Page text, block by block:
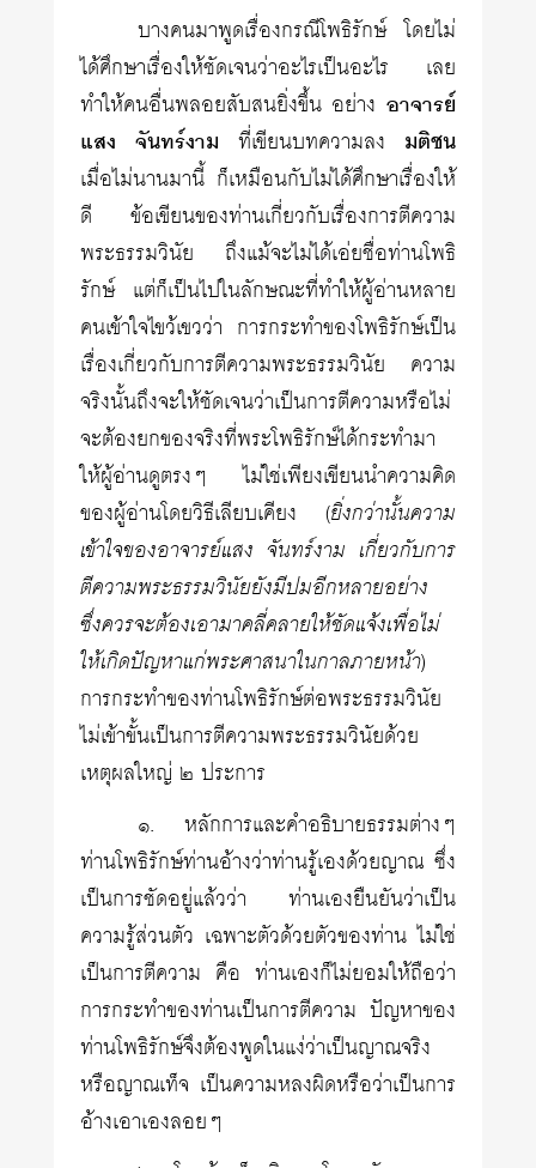
บางคนมาพูดเรื่องกรณีโพธิรักษ์ โดยไม่
ได้ศึกษาเรื่องให้ชัดเจนว่าอะไรเป็นอะไร เลย
ทำให้คนอื่นพลอยสับสนยิ่งขึ้น อย่าง อาจารย์
แสง จันทร์งาม ที่เขียนบทความลง มติชน
เมื่อไม่นานมานี้ ก็เหมือนกับไม่ได้ศึกษาเรื่องให้
ดี ข้อเขียนของท่านเกี่ยวกับเรื่องการตีความ
พระธรรมวินัย ถึงแม้จะไม่ได้เอ่ยชื่อท่านโพธิ
รักษ์ แต่ก็เป็นไปในลักษณะที่ทำให้ผู้อ่านหลาย
คนเข้าใจไขว้เขวว่า การกระทำของโพธิรักษ์เป็น
เรื่องเกี่ยวกับการตีความพระธรรมวินัย ความ
จริงนั้นถึงจะให้ชัดเจนว่าเป็นการตีความหรือไม่
จะต้องยกของจริงที่พระโพธิรักษ์ได้กระทำมา
ให้ผู้อ่านดูตรงๆ ไม่ใช่เพียงเขียนนำความคิด
ของผู้อ่านโดยวิธีเลียบเคียง (ยิ่งกว่านั้นความ
เข้าใจของอาจารย์แสง จันทร์งาม เกี่ยวกับการ
ตีความพระธรรมวินัยยังมีปมอีกหลายอย่าง
ซึ่งควรจะต้องเอามาคลี่คลายให้ชัดแจ้งเพื่อไม่
ให้เกิดปัญหาแก่พระศาสนาในกาลภายหน้า)
การกระทำของท่านโพธิรักษ์ต่อพระธรรมวินัย
ไม่เข้าขั้นเป็นการตีความพระธรรมวินัยด้วย
เหตุผลใหญ่ ๒ ประการ
๑. หลักการและคำอธิบายธรรมต่างๆ
ท่านโพธิรักษ์ท่านอ้างว่าท่านรู้เองด้วยญาณ ซึ่ง
เป็นการชัดอยู่แล้วว่า ท่านเองยืนยันว่าเป็น
ความรู้ส่วนตัว เฉพาะตัวด้วยตัวของท่าน ไม่ใช่
เป็นการตีความ คือ ท่านเองก็ไม่ยอมให้ถือว่า
การกระทำของท่านเป็นการตีความ ปัญหาของ
ท่านโพธิรักษ์จึงต้องพูดในแง่ว่าเป็นญาณจริง
หรือญาณเท็จ เป็นความหลงผิดหรือว่าเป็นการ
อ้างเอาเองลอยๆ